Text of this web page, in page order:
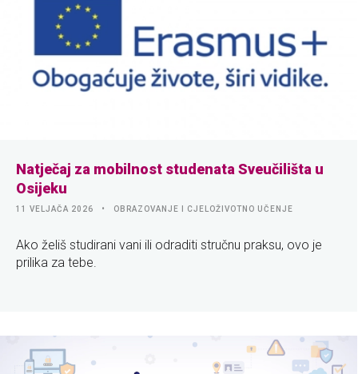
Natječaj za mobilnost studenata Sveučilišta u
Osijeku
11 VELJAČA 2026 OBRAZOVANJE I CJELOŽIVOTNO UČENJE
Ako želiš studirani vani ili odraditi stručnu praksu, ovo je
prilika za tebe.